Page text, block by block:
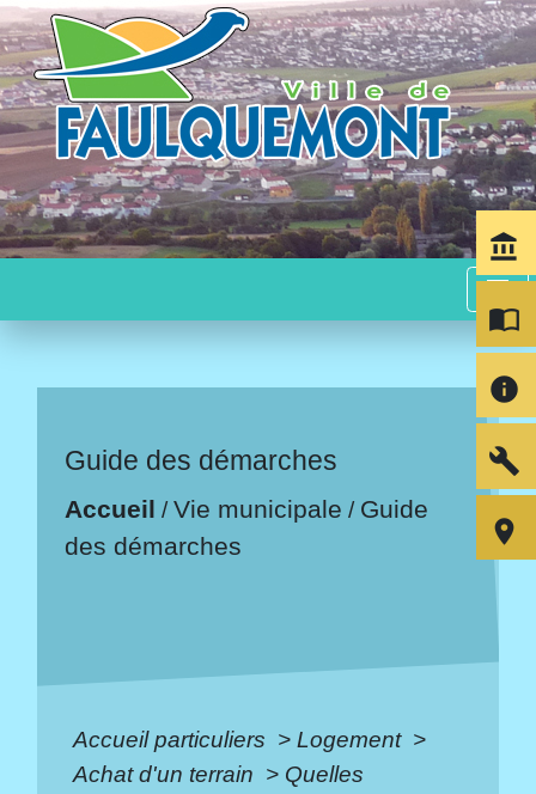
menu
Guide des démarches
Accueil /Vie municipale / Guide
des démarches
Accueil particuliers > Logement >
Achat d'un terrain > Quelles
account_balance
import_contacts
info
build
room